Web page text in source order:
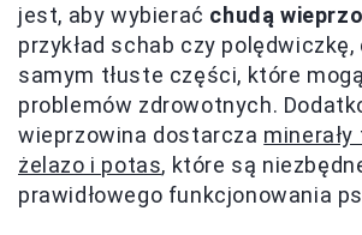
jest, aby wybierać chudą
przykład schab czy
samym tłuste części, które
problemów zdrowotnych.
wieprzowina dostarcza
żelazo i potas, które są
prawidłowego funkcjonowania